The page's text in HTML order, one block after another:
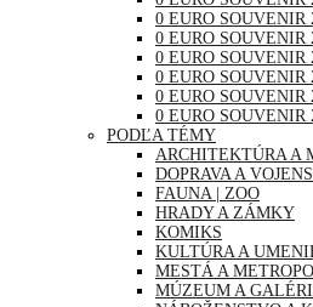
0 EURO SOUVENIR
0 EURO SOUVENIR
0 EURO SOUVENIR
0 EURO SOUVENIR
0 EURO SOUVENIR
0 EURO SOUVENIR
PODĽA TÉMY
ARCHITEKTÚRA A
DOPRAVA A
FAUNA | ZOO
HRADY A ZÁMKY
KOMIKS
KULTÚRA A
MESTÁ A
MÚZEUM A